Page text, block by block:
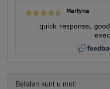
Martyna
quick response,
Betalen kunt u met: